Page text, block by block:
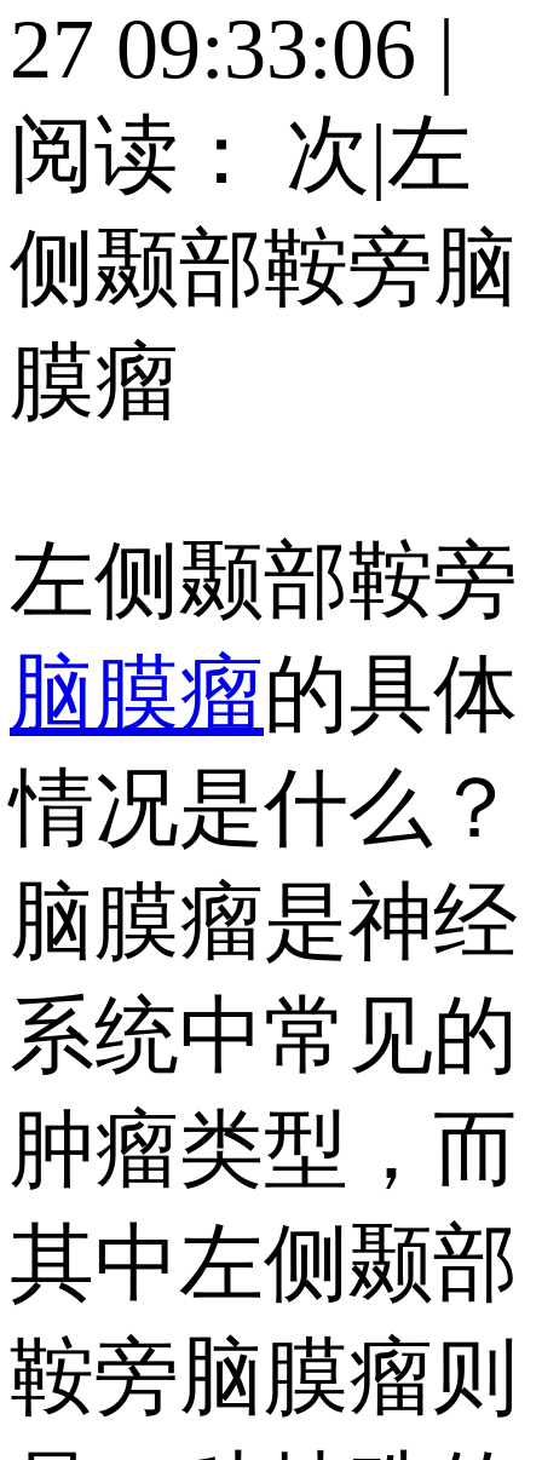
27 09:33:06 |
阅读： 次|左
侧颞部鞍旁脑
膜瘤
左侧颞部鞍旁
脑膜瘤的具体
情况是什么？
脑膜瘤是神经
系统中常见的
肿瘤类型，而
其中左侧颞部
鞍旁脑膜瘤则